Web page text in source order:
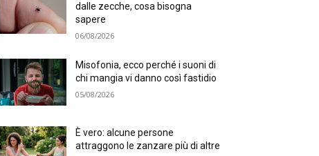
dalle zecche, cosa bisogna
sapere
06/08/2026
Misofonia, ecco perché i suoni di
chi mangia vi danno così fastidio
05/08/2026
È vero: alcune persone
attraggono le zanzare più di altre